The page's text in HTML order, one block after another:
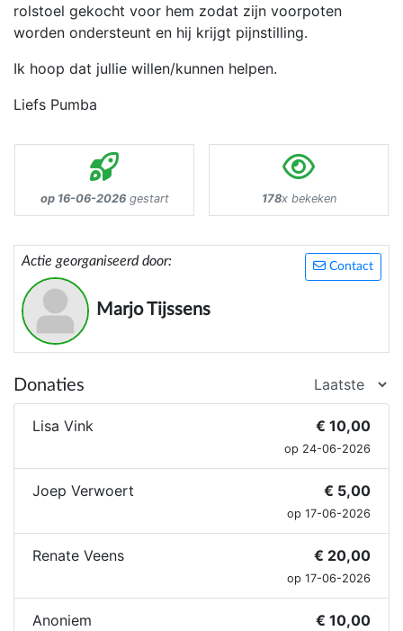
rolstoel gekocht voor hem zodat zijn voorpoten
worden ondersteunt en hij krijgt pijnstilling.
Ik hoop dat jullie willen/kunnen helpen.
Liefs Pumba
op 16-06-2026gestart 178x bekeken
Contact
Actie georganiseerd door:
Marjo Tijssens
Donaties
Lisa Vink € 10,00
op 24-06-2026
Joep Verwoert € 5,00
op 17-06-2026
Renate Veens € 20,00
op 17-06-2026
Anoniem € 10,00